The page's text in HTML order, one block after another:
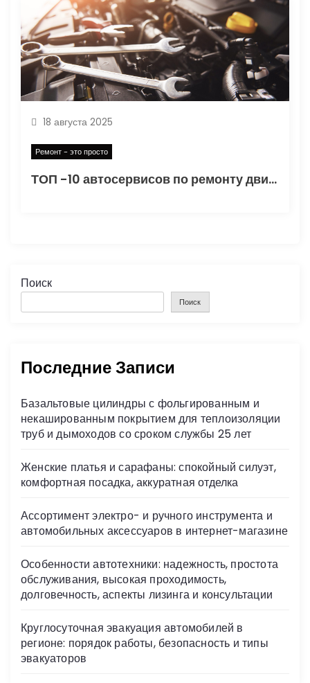
18 августа 2025
Ремонт - это просто
ТОП -10 автосервисов по ремонту двигателей Ауди 100 в Москве
Поиск
Поиск
Последние Записи
Базальтовые цилиндры с фольгированным и
некашированным покрытием для теплоизоляции
труб и дымоходов со сроком службы 25 лет
Женские платья и сарафаны: спокойный силуэт,
комфортная посадка, аккуратная отделка
Ассортимент электро- и ручного инструмента и
автомобильных аксессуаров в интернет-магазине
Особенности автотехники: надежность, простота
обслуживания, высокая проходимость,
долговечность, аспекты лизинга и консультации
Круглосуточная эвакуация автомобилей в
регионе: порядок работы, безопасность и типы
эвакуаторов